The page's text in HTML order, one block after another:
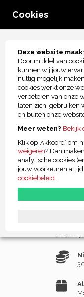
Cookies
Deze website
Door middel van
kunnen wij jouw
nuttig mogelijk
cookies werkt onze
verbeteren van onze
laten zien, gebruiken
en buiten onze
Meer weten? Bekijk
Klik op ‘Akkoord’ om
weigeren? Dan
analytische cookies
jouw voorkeuren
cookiebeleid.
Wat is bij jullie de
Wanneer betalen we
Bekijk